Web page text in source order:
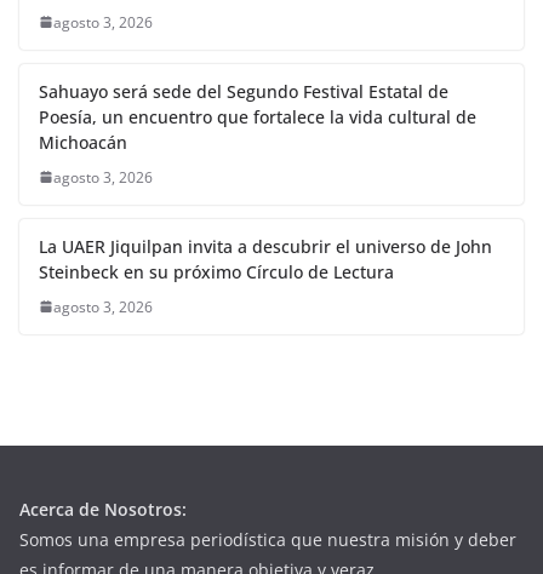
agosto 3, 2026
Sahuayo será sede del Segundo Festival Estatal de
Poesía, un encuentro que fortalece la vida cultural de
Michoacán
agosto 3, 2026
La UAER Jiquilpan invita a descubrir el universo de John
Steinbeck en su próximo Círculo de Lectura
agosto 3, 2026
Acerca de Nosotros:
Somos una empresa periodística que nuestra misión y deber
es informar de una manera objetiva y veraz.